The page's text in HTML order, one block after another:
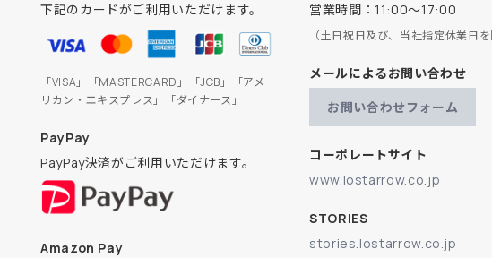
下記のカードがご利用いただけます。
「VISA」「MASTERCARD」「JCB」「アメ
リカン・エキスプレス」「ダイナース」
PayPay
PayPay決済がご利用いただけます。
Amazon Pay
営業時間：11:00～17:00
（土日祝日及び、当社指定休業日を
メールによるお問い合わせ
お問い合わせフォーム
コーポレートサイト
www.lostarrow.co.jp
STORIES
stories.lostarrow.co.jp